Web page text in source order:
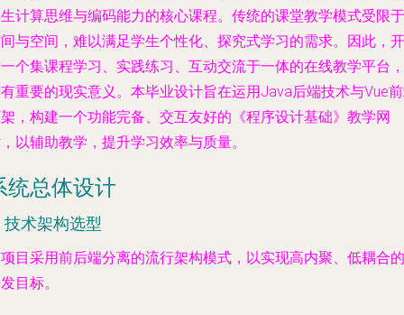
计算思维与编码能力的核心课程。传统的课堂教学模式受限于
与空间，难以满足学生个性化、探究式学习的需求。因此，开
个集课程学习、实践练习、互动交流于一体的在线教学平台，
重要的现实意义。本毕业设计旨在运用Java后端技术与Vue
，构建一个功能完备、交互友好的《程序设计基础》教学网
以辅助教学，提升学习效率与质量。
统总体设计
技术架构选型
目采用前后端分离的流行架构模式，以实现高内聚、低耦合的
目标。